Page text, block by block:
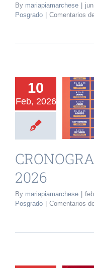
INVESTIGACIÓN Y
TESIS
NOVEDADES
CONTACTO
By mariapiamarchese
Posgrado
Comentarios
10
Feb, 2026
2026
de Posgrado
2026
By mariapiamarchese
Posgrado
Comentarios